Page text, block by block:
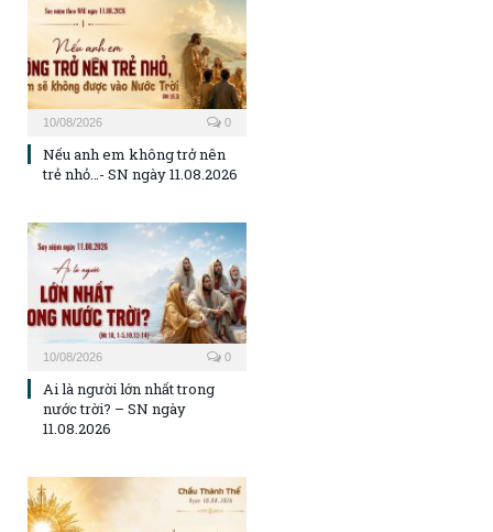
10/08/2026 0
Nếu anh em không trở nên
trẻ nhỏ…- SN ngày 11.08.2026
10/08/2026 0
Ai là người lớn nhất trong
nước trời? – SN ngày
11.08.2026